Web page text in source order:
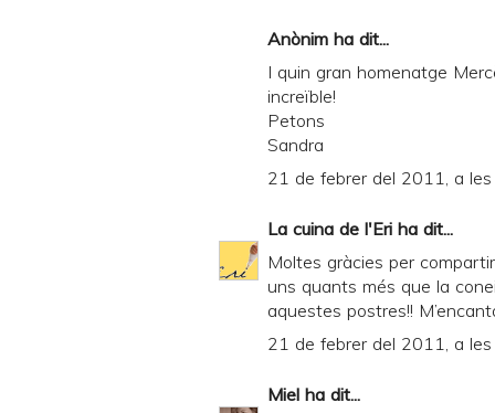
Anònim ha dit...
I quin gran homenatge
increïble!
Petons
Sandra
21 de febrer del 2011, a
La cuina de l'Eri ha dit...
Moltes gràcies per
uns quants més que la
aquestes postres!!
21 de febrer del 2011, a
Miel ha dit...